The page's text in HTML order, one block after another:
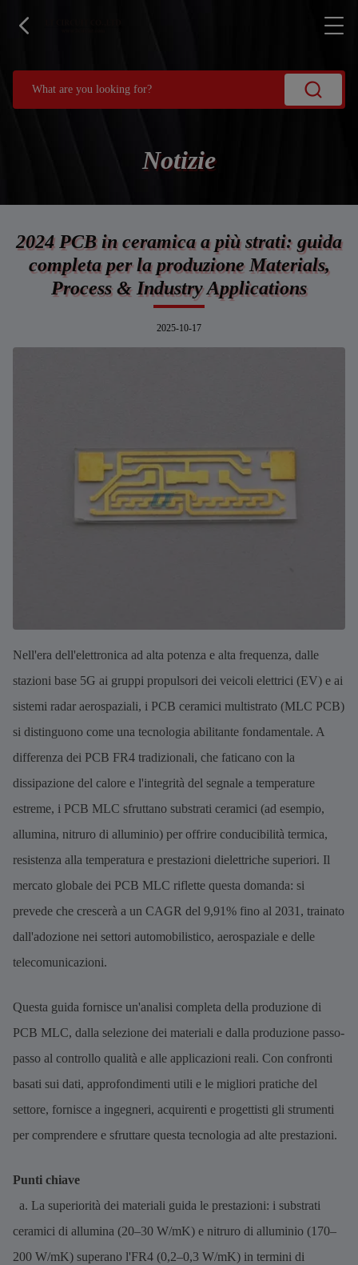
Notizie
2024 PCB in ceramica a più strati: guida
completa per la produzione Materials,
Process & Industry Applications
2025-10-17
Nell'era dell'elettronica ad alta potenza e alta frequenza, dalle
stazioni base 5G ai gruppi propulsori dei veicoli elettrici (EV) e ai
sistemi radar aerospaziali, i PCB ceramici multistrato (MLC PCB)
si distinguono come una tecnologia abilitante fondamentale. A
differenza dei PCB FR4 tradizionali, che faticano con la
dissipazione del calore e l'integrità del segnale a temperature
estreme, i PCB MLC sfruttano substrati ceramici (ad esempio,
allumina, nitruro di alluminio) per offrire conducibilità termica,
resistenza alla temperatura e prestazioni dielettriche superiori. Il
mercato globale dei PCB MLC riflette questa domanda: si
prevede che crescerà a un CAGR del 9,91% fino al 2031, trainato
dall'adozione nei settori automobilistico, aerospaziale e delle
telecomunicazioni.
Questa guida fornisce un'analisi completa della produzione di
PCB MLC, dalla selezione dei materiali e dalla produzione passo-
passo al controllo qualità e alle applicazioni reali. Con confronti
basati sui dati, approfondimenti utili e le migliori pratiche del
settore, fornisce a ingegneri, acquirenti e progettisti gli strumenti
per comprendere e sfruttare questa tecnologia ad alte prestazioni.
Punti chiave
a. La superiorità dei materiali guida le prestazioni: i substrati
ceramici di allumina (20–30 W/mK) e nitruro di alluminio (170–
200 W/mK) superano l'FR4 (0,2–0,3 W/mK) in termini di